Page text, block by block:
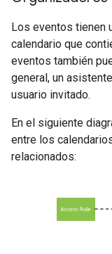
Los eventos tienen
calendario que
eventos también
general, un
usuario invitado.
En el siguiente
entre los
relacionados: